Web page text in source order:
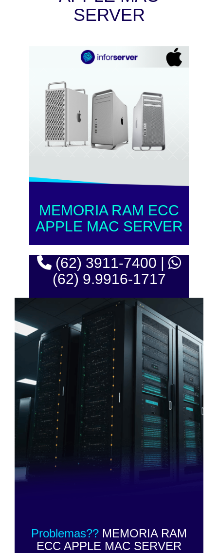
SERVER
MEMORIA RAM ECC
APPLE MAC SERVER
(62) 3911-7400 |
(62) 9.9916-1717
Problemas?? MEMORIA RAM
ECC APPLE MAC SERVER